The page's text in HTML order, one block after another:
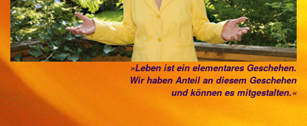
»Leben ist ein elementares Geschehen.
Wir haben Anteil an diesem Geschehen
und können es mitgestalten.«